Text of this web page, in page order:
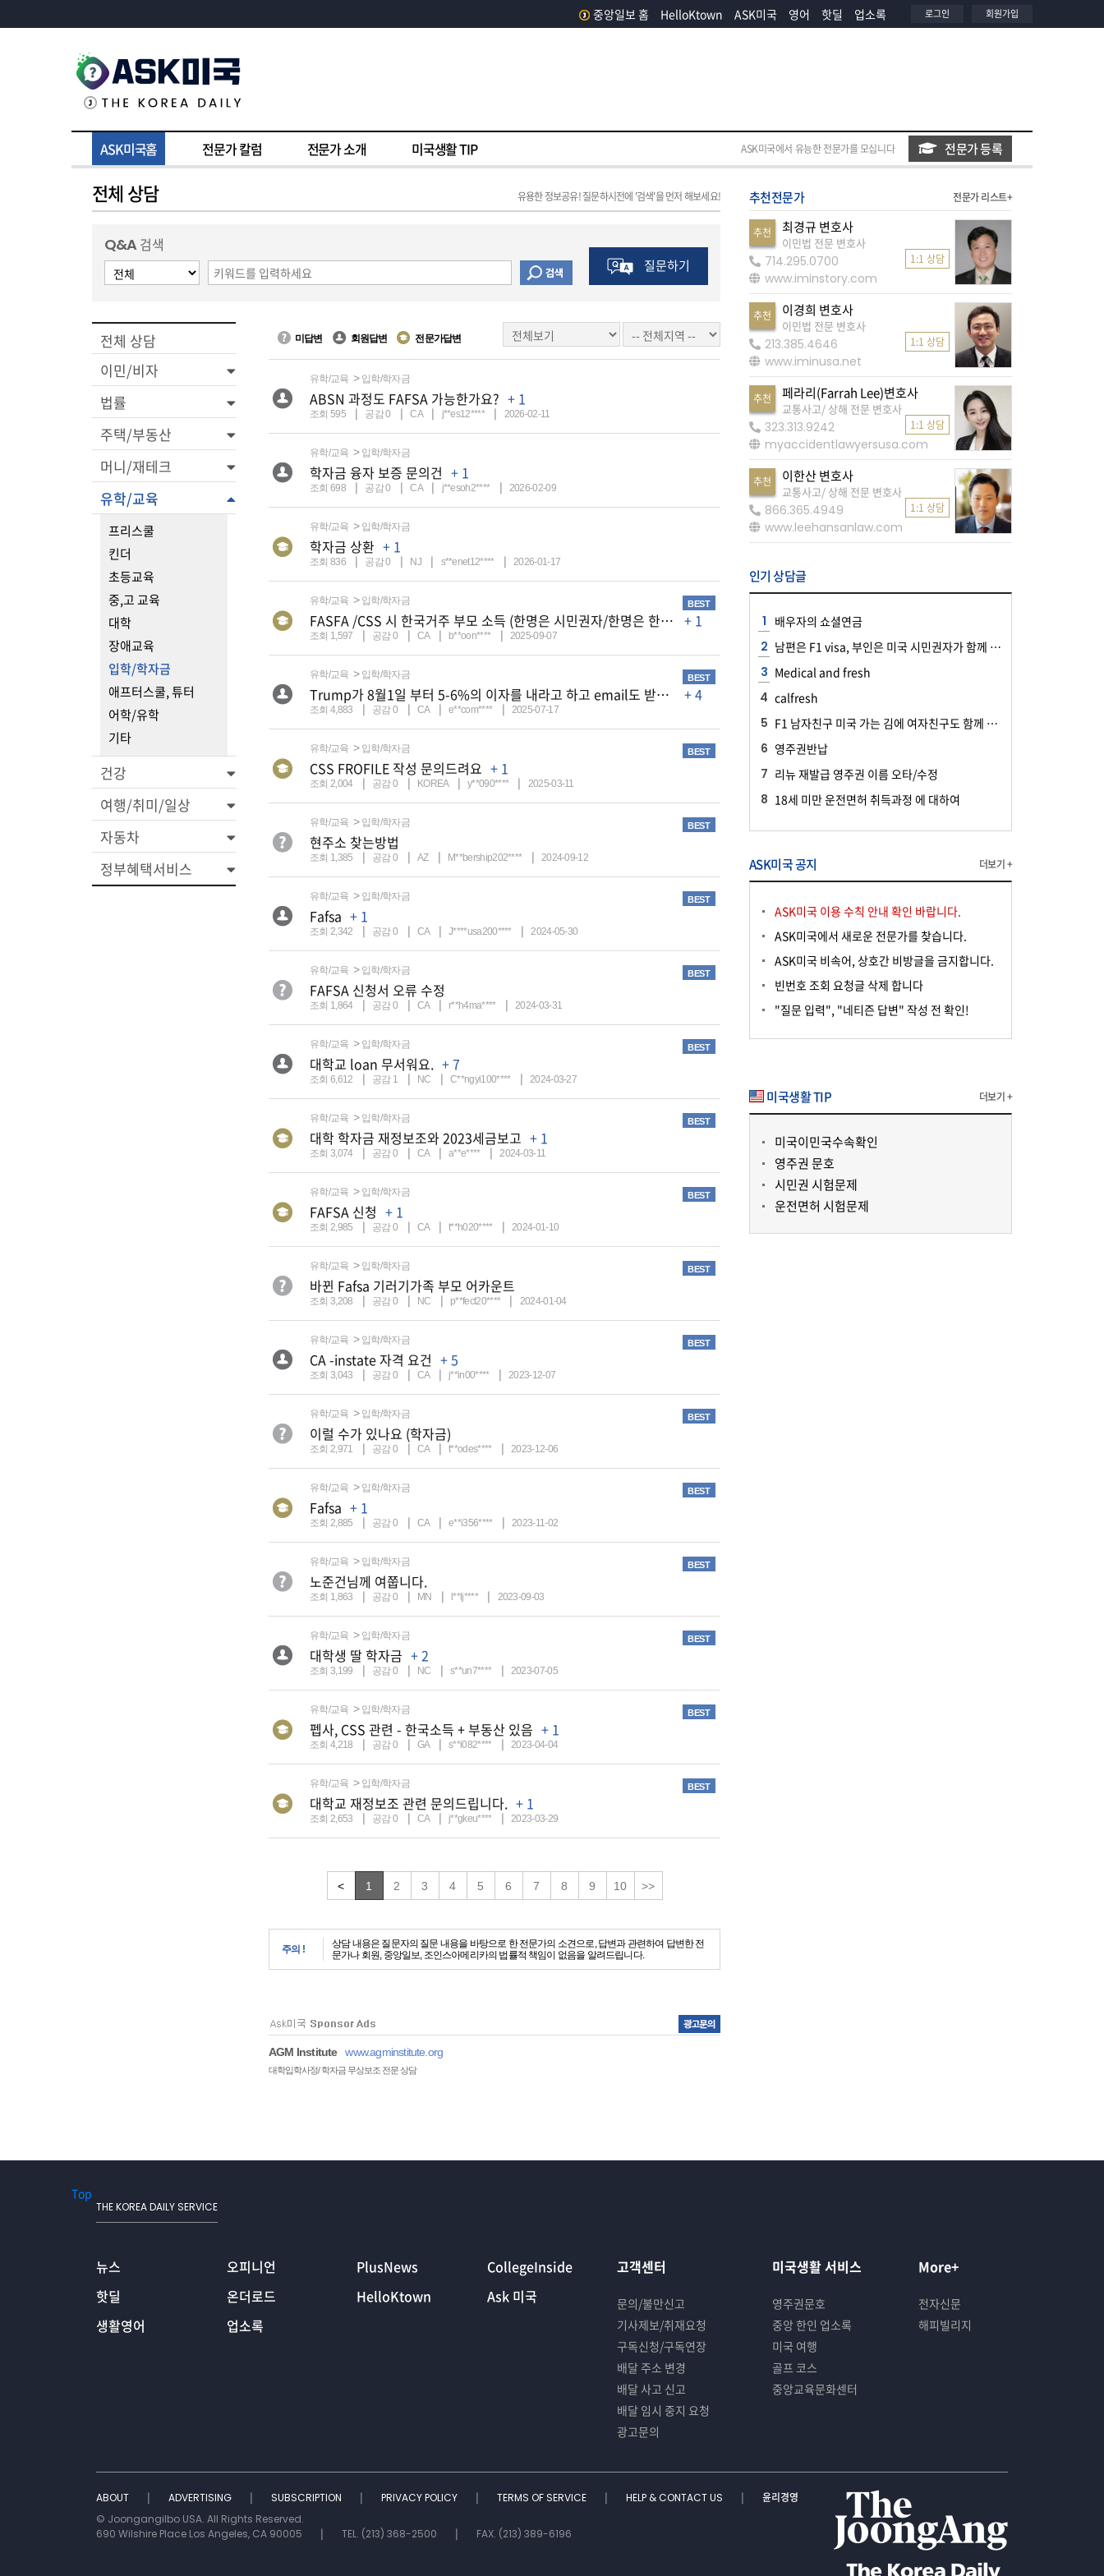
중앙일보 홈 HelloKtown ASK미국 영어 핫딜 업소록 로그인 회원가입
ASK미국홈 전문가 칼럼 전문가 소개 미국생활 TIP ASK미국에서 유능한 전문가를 모십니다 전문가 등록
전체 상담 유용한 정보공유! 질문하시전에 '검색'을 먼저 해보세요!
Q&A검색
질문하기
전체 상담
이민/비자
법률
주택/부동산
머니/재테크
유학/교육
프리스쿨
킨더
초등교육
중,고 교육
대학
장애교육
입학/학자금
애프터스쿨, 튜터
어학/유학
기타
건강
여행/취미/일상
자동차
정부혜택서비스
미답변 회원답변 전문가답변
유학/교육 입학/학자금
ABSN 과정도 FAFSA 가능한가요? + 1
조회 595 공감0 CA j**es12**** 2026-02-11
유학/교육 입학/학자금
학자금 융자 보증 문의건 + 1
조회 698 공감0 CA j**esoh2**** 2026-02-09
유학/교육 입학/학자금
학자금 상환 + 1
조회 836 공감0 NJ s**enet12**** 2026-01-17
유학/교육 입학/학자금 BEST
FASFA /CSS 시 한국거주 부모 소득 (한명은 시민권자/한명은 한국인) + 1
조회 1,597 공감0 CA b**oon**** 2025-09-07
유학/교육 입학/학자금 BEST
Trump가 8월1일 부터 5-6%의 이자를 내라고 하고 email도 받았습니다 + 4
조회 4,883 공감0 CA e**com**** 2025-07-17
유학/교육 입학/학자금 BEST
CSS FROFILE 작성 문의드려요 + 1
조회 2,004 공감0 KOREA y**090**** 2025-03-11
유학/교육 입학/학자금 BEST
현주소 찾는방법
조회 1,385 공감0 AZ M**bership202**** 2024-09-12
유학/교육 입학/학자금 BEST
Fafsa + 1
조회 2,342 공감0 CA J****usa200**** 2024-05-30
유학/교육 입학/학자금 BEST
FAFSA 신청서 오류 수정
조회 1,864 공감0 CA r**h4ma**** 2024-03-31
유학/교육 입학/학자금 BEST
대학교 loan 무서워요. + 7
조회 6,612 공감 1 NC C**ngyi100**** 2024-03-27
유학/교육 입학/학자금 BEST
대학 학자금 재정보조와 2023세금보고 + 1
조회 3,074 공감0 CA a**e**** 2024-03-11
유학/교육 입학/학자금 BEST
FAFSA 신청 + 1
조회 2,985 공감0 CA t**h020**** 2024-01-10
유학/교육 입학/학자금 BEST
바뀐 Fafsa 기러기가족 부모 어카운트
조회 3,208 공감0 NC p**fect20**** 2024-01-04
유학/교육 입학/학자금 BEST
CA -instate 자격 요건 + 5
조회 3,043 공감0 CA j**in00**** 2023-12-07
유학/교육 입학/학자금 BEST
이럴 수가 있나요 (학자금)
조회 2,971 공감0 CA t**odes**** 2023-12-06
유학/교육 입학/학자금 BEST
Fafsa + 1
조회 2,885 공감0 CA e**i356**** 2023-11-02
유학/교육 입학/학자금 BEST
노준건님께 여쭙니다.
조회 1,863 공감0 MN l**lj**** 2023-09-03
유학/교육 입학/학자금 BEST
대학생 딸 학자금 + 2
조회 3,199 공감0 NC s**un7**** 2023-07-05
유학/교육 입학/학자금 BEST
펩사, CSS 관련 - 한국소득 + 부동산 있음 + 1
조회 4,218 공감0 GA s**i082**** 2023-04-04
유학/교육 입학/학자금 BEST
대학교 재정보조 관련 문의드립니다. + 1
조회 2,653 공감0 CA j**gkeu**** 2023-03-29
< 1 2 3 4 5 6 7 8 9 10 >>
주의 !
상담 내용은 질문자의 질문 내용을 바탕으로 한 전문가의 소견으로, 답변과 관련하여 답변한 전
문가나 회원, 중앙일보, 조인스아메리카의 법률적 책임이 없음을 알려드립니다.
AGM Institute www.agminstitute.org
대학입학사정/ 학자금 무상보조 전문 상담
추천전문가 전문가 리스트+
추천 최경규 변호사
이민법 전문 변호사
714.295.0700
www.iminstory.com
1:1 상담
추천 이경희 변호사
이민법 전문 변호사
213.385.4646
www.iminusa.net
1:1 상담
추천 페라리(Farrah Lee)변호사
교통사고/ 상해 전문 변호사
323.313.9242
myaccidentlawyersusa.com
1:1 상담
추천 이한산 변호사
교통사고/ 상해 전문 변호사
866.365.4949
www.leehansanlaw.com
1:1 상담
인기 상담글
배우자의 쇼셜연금
남편은 F1 visa, 부인은 미국 시민권자가 함께 공항에 들어올 때
Medical and fresh
calfresh
F1 남자친구 미국 가는 김에 여자친구도 함께 여행하러 가도 되나요?
영주권반납
리뉴 재발급 영주권 이름 오타/수정
18세 미만 운전면허 취득과정 에 대하여
ASK미국 공지 더보기 +
ASK미국 이용 수칙 안내 확인 바랍니다.
ASK미국에서 새로운 전문가를 찾습니다.
ASK미국 비속어, 상호간 비방글을 금지합니다.
빈번호 조회 요청글 삭제 합니다
"질문 입력", "네티즌 답변" 작성 전 확인!
미국생활 TIP 더보기 +
미국이민국수속확인
영주권 문호
시민권 시험문제
운전면허 시험문제
Top
THE KOREA DAILY SERVICE
뉴스
핫딜
생활영어
오피니언
온더로드
업소록
PlusNews
HelloKtown
CollegeInside
Ask 미국
고객센터
문의/불만신고
기사제보/취재요청
구독신청/구독연장
배달 주소 변경
배달 사고 신고
배달 임시 중지 요청
광고문의
미국생활 서비스
영주권문호
중앙 한인 업소록
미국 여행
골프 코스
중앙교육문화센터
More+
전자신문
해피빌리지
ABOUT ADVERTISING SUBSCRIPTION PRIVACY POLICY TERMS OF SERVICE HELP & CONTACT US
윤리경영
© Joongangilbo USA. All Rights Reserved.
690 Wilshire Place Los Angeles, CA 90005
TEL. (213) 368-2500 FAX. (213) 389-6196